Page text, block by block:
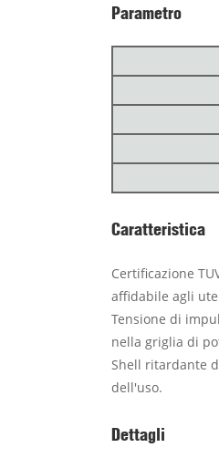
Parametro
Caratteristica
Certificazione
affidabile agli
Tensione di
nella griglia di
Shell ritardante
dell'uso.
Dettagli